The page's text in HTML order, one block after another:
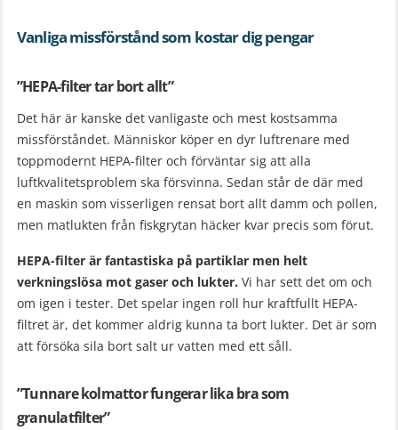
Vanliga missförstånd som kostar dig pengar
”HEPA-filter tar bort allt”
Det här är kanske det vanligaste och mest kostsamma
missförståndet. Människor köper en dyr luftrenare med
toppmodernt HEPA-filter och förväntar sig att alla
luftkvalitetsproblem ska försvinna. Sedan står de där med
en maskin som visserligen rensat bort allt damm och pollen,
men matlukten från fiskgrytan häcker kvar precis som förut.
HEPA-filter är fantastiska på partiklar men helt
verkningslösa mot gaser och lukter. Vi har sett det om och
om igen i tester. Det spelar ingen roll hur kraftfullt HEPA-
filtret är, det kommer aldrig kunna ta bort lukter. Det är som
att försöka sila bort salt ur vatten med ett såll.
”Tunnare kolmattor fungerar lika bra som
granulatfilter”